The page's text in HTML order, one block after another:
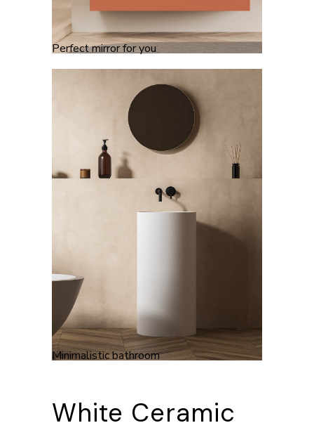
Perfect mirror for you
Minimalistic bathroom
White Ceramic